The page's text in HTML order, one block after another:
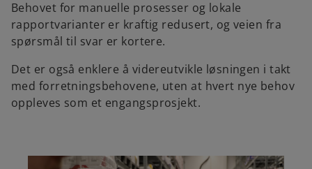
Behovet for manuelle prosesser og lokale
rapportvarianter er kraftig redusert, og veien fra
spørsmål til svar er kortere.
Det er også enklere å videreutvikle løsningen i takt
med forretningsbehovene, uten at hvert nye behov
oppleves som et engangsprosjekt.